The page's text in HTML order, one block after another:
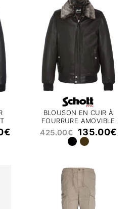
€
BLOUSON EN CUIR À
FOURRURE AMOVIBLE
LCCRUSE2 SCHOTT
425.00€ 135.00€